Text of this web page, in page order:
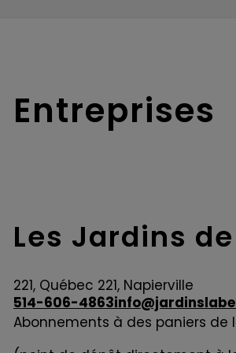
Entreprises
Les Jardins
221, Québec 221, Napierville
514-606-4863
Abonnements à des paniers de